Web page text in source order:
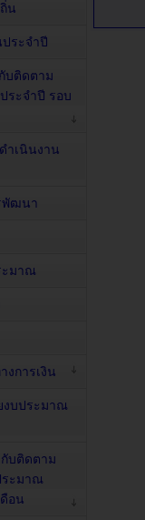
น
ระจำปี
บติดตาม
ระจำปี รอบ
ำเนินงาน
พัฒนา
มาณ
งการเงิน
งบประมาณ
บติดตาม
ระมาณ
อน